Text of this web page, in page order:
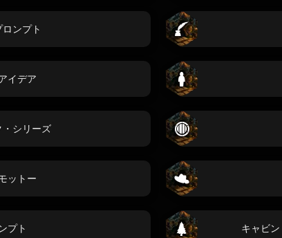
ンプト
イデア
シリーズ
ットー
プト キャビ